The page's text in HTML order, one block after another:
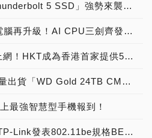
「OWC Envoy Ultra Thunderbolt 5 SSD」強勢來襲，史上最強「6,000 MB/s 超越極限速度」外接式固態硬碟報到！
AMD AI PC YES 商用電腦再升級！AI CPU三劍齊發火力全開，Ryzen Pro 8000引爆商用桌機進入AI時代，Ryzen Pro 8040加速商用筆電AI加速，Ryzen Threadripper Pro 7000WX衝破工作站極限效能！
香港電訊導入50G光纖上網！HKT成為香港首家提供50G PON電信業者，下載速率狂飆50Gbps 平均延遲只有1.6ms 傳輸影片30GB只要20幾秒 速度更快延遲更低爽度更高！
Western Digital 開始大量出貨「WD Gold 24TB CMR HDD」機械硬碟，「28TB Ultrastar DC HC680 SMR HDD」與「24TB Ultrastar DC HC580 CMR HDD」獲得業界採用！
最強智慧型手機報到！
Wi-Fi 7時代正式來臨！TP-Link發表802.11be規格BE9300、BE11000、BE17000、BE19000、BE22000、BE24000、BE33000無線路由器與商用AP，史上最強Wi-Fi 7無線網路強勢來襲！